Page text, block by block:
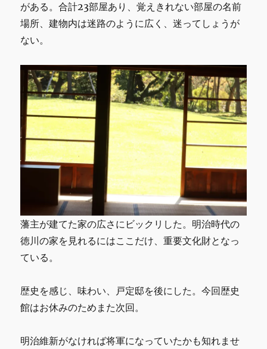
がある。合計23部屋あり、覚えきれない部屋の名前
場所、建物内は迷路のように広く、迷ってしょうが
ない。
藩主が建てた家の広さにビックリした。明治時代の
徳川の家を見れるにはここだけ、重要文化財となっ
ている。
歴史を感じ、味わい、戸定邸を後にした。今回歴史
館はお休みのためまた次回。
明治維新がなければ将軍になっていたかも知れませ